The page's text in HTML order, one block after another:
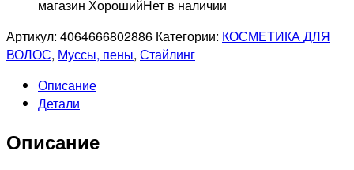
магазин ХорошийНет в наличии
Артикул: 4064666802886 Категории: КОСМЕТИКА ДЛЯ
ВОЛОС, Муссы, пены, Стайлинг
Описание
Детали
Описание